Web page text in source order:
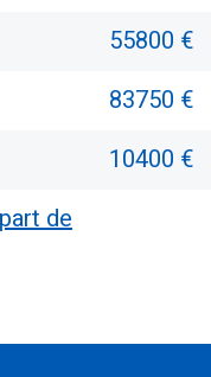
55800 €
83750 €
10400 €
de